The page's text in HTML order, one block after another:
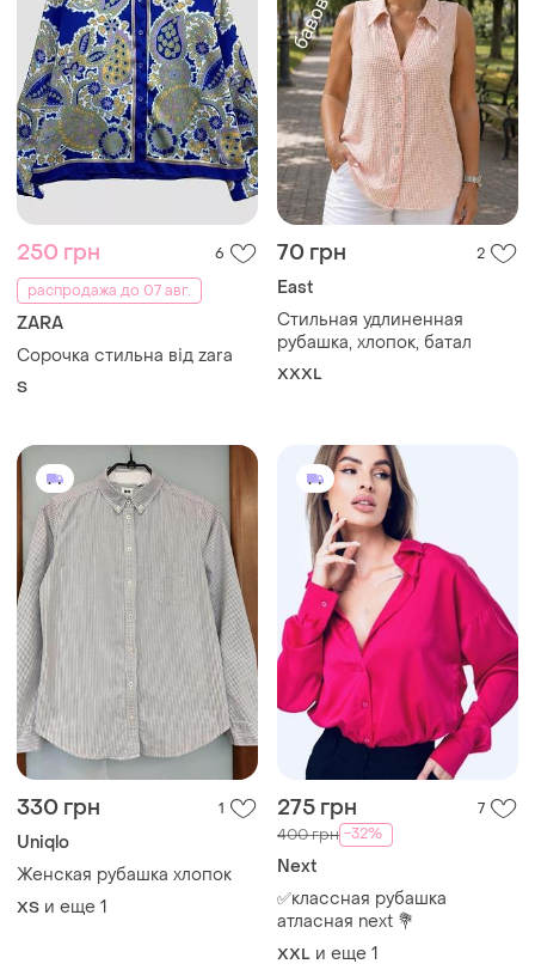
250 грн
6
распродажа до 07 авг.
ZARA
Сорочка стильна від zara
S
70 грн 2
East
Стильная удлиненная
рубашка, хлопок, батал
XXXL
330 грн 1
Uniqlo
Женская рубашка хлопок
ХS и еще 1
275 грн 7
400 грн -32%
Next
✅классная рубашка
атласная next 💐
XXL и еще 1